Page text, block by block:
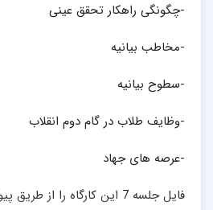
-چگونگی راهکار تحقق عینی
-مخاطب بیانیه
-سطوح بیانیه
-وظایف طلاب در گام دوم انقلاب
-عرصه های جهاد
فایل جلسه 7 این کارگاه را از